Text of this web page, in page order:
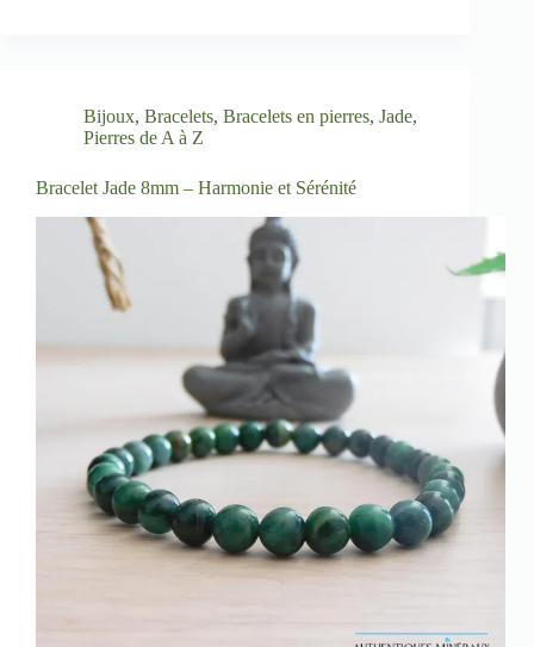
Bijoux, Bracelets, Bracelets en pierres, Jade,
Pierres de A à Z
Bracelet Jade 8mm – Harmonie et Sérénité